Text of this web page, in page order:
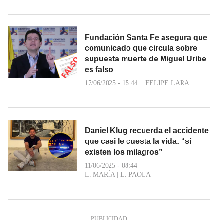
Fundación Santa Fe asegura que
comunicado que circula sobre
supuesta muerte de Miguel Uribe
es falso
17/06/2025 - 15:44 FELIPE LARA
Daniel Klug recuerda el accidente
que casi le cuesta la vida: “sí
existen los milagros”
11/06/2025 - 08:44
L. MARÍA | L. PAOLA